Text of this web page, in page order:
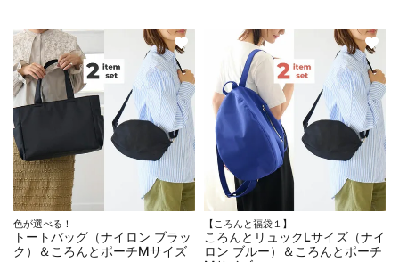
色が選べる！
トートバッグ（ナイロン ブラッ
ク）＆ころんとポーチMサイズ
【ころんと福袋１】
ころんとリュックLサイズ（ナイ
ロン ブルー）＆ころんとポーチ